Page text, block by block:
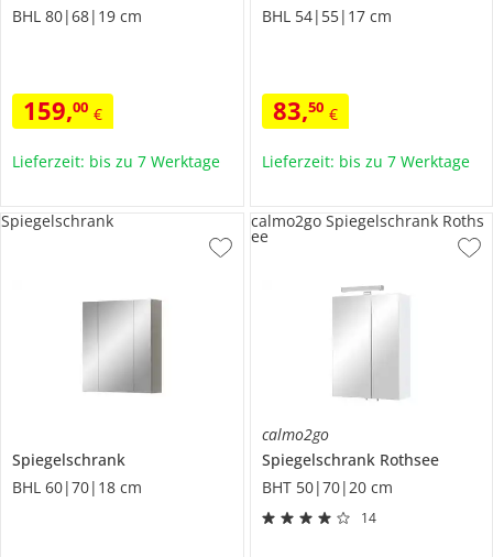
BHL 80|68|19 cm
159,00 €
Lieferzeit: bis zu 7 Werktage
BHL 54|55|17 cm
83,50 €
Lieferzeit: bis zu 7 Werktage
Spiegelschrank
BHL 60|70|18 cm
Spiegelschrank
calmo2go
Spiegelschrank Rothsee
BHT 50|70|20 cm
14
calmo2go Spiegelschrank Roths
ee